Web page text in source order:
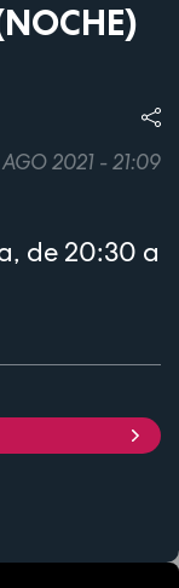
AGO 2021 - 21:09
de 20:30 a